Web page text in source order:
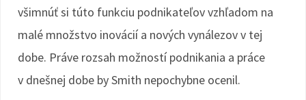
všimnúť si túto funkciu podnikateľov vzhľadom na
malé množstvo inovácií a nových vynálezov v tej
dobe. Práve rozsah možností podnikania a práce
v dnešnej dobe by Smith nepochybne ocenil.